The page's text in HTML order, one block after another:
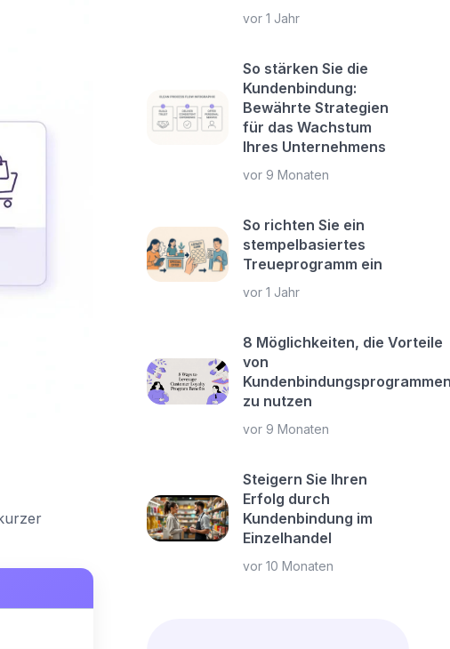
vor 1 Jahr
So stärken Sie die
Kundenbindung:
Bewährte Strategien
für das Wachstum
Ihres Unternehmens
vor 9 Monaten
So richten Sie ein
stempelbasiertes
Treueprogramm ein
vor 1 Jahr
8 Möglichkeiten, die Vorteile
von
zu nutzen
vor 9 Monaten
Steigern Sie Ihren
Erfolg durch
Kundenbindung im
Einzelhandel
vor 10 Monaten